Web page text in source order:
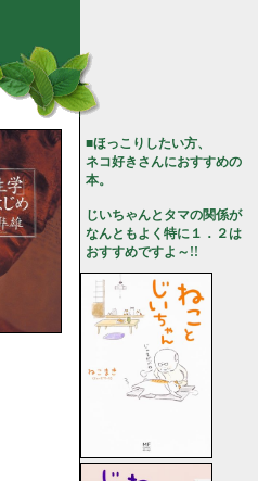
■ほっこりしたい方、
ネコ好きさんにおすすめの
本。
じいちゃんとタマの関係が
なんともよく特に１．２は
おすすめですよ～!!